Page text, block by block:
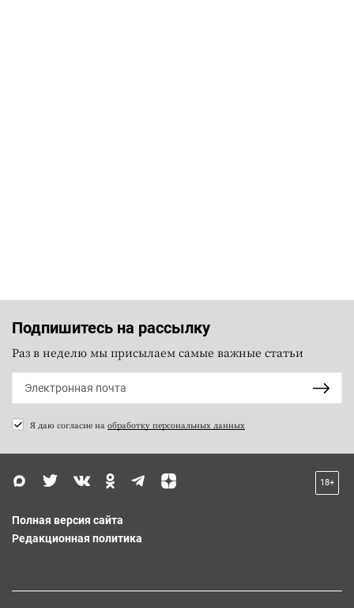
Подпишитесь на рассылку
Раз в неделю мы присылаем самые важные статьи
Я даю согласие на обработку персональных данных
18+
Полная версия сайта
Редакционная политика